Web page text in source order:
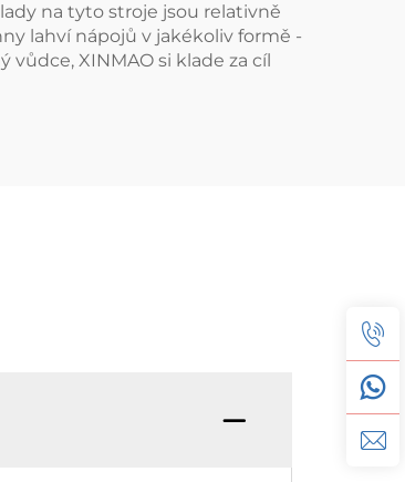
na tyto stroje jsou relativně
lahví nápojů v jakékoliv formě -
XINMAO si klade za cíl